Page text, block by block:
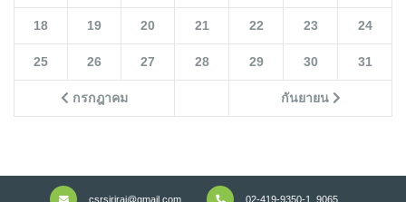
กรกฎาคม กันยายน
18 19 20 21 22 23 24
25 26 27 28 29 30 31
csrsiriraj@gmail.com 02-419-9350-1, 9065